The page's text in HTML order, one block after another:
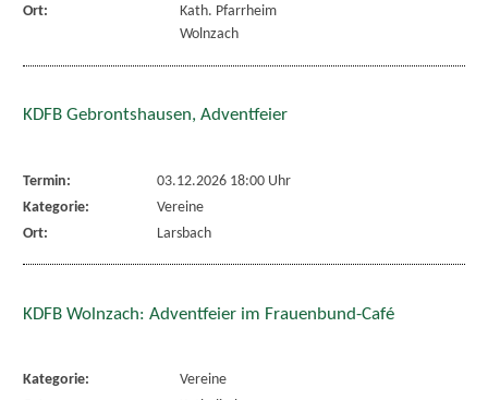
Ort:
Kath. Pfarrheim
Wolnzach
KDFB Gebrontshausen, Adventfeier
Termin:
03.12.2026 18:00 Uhr
Kategorie:
Vereine
Ort:
Larsbach
KDFB Wolnzach: Adventfeier im Frauenbund-Café
Kategorie:
Vereine